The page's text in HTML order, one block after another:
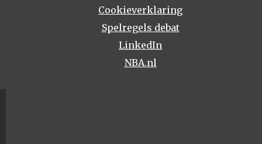
Cookieverklaring
Spelregels debat
LinkedIn
NBA.nl